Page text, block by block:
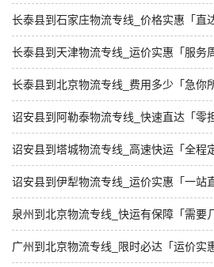
长泰县到石家庄物流专线_价格实惠「直
长泰县到天津物流专线_运价实惠「服务
长泰县到北京物流专线_费用多少「急你
诏安县到阿勒泰物流专线_快速直达「零
诏安县到塔城物流专线_高速快运「全程
诏安县到伊犁物流专线_运价实惠「一站
泉州到北京物流专线_快运有保障「需要
广州到北京物流专线_限时必达「运价实惠